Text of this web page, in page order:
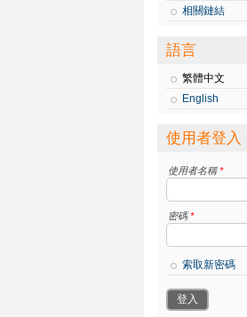
相關鏈結
語言
繁體中文
English
使用者登入
使用者名稱*
密碼*
索取新密碼